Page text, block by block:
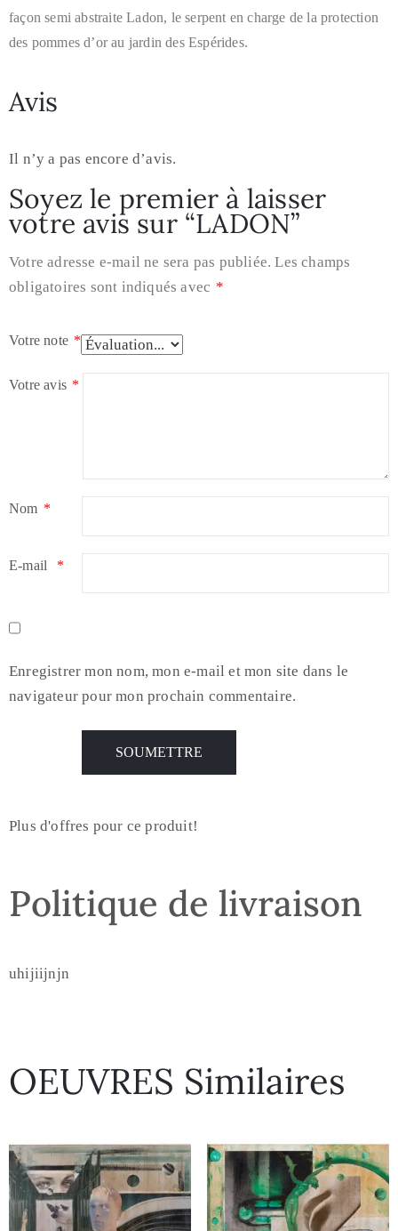
façon semi abstraite Ladon, le serpent en charge de la protection
des pommes d’or au jardin des Espérides.
Avis
Il n’y a pas encore d’avis.
Soyez le premier à laisser
votre avis sur “LADON”
Votre adresse e-mail ne sera pas publiée. Les champs
obligatoires sont indiqués avec *
Votre note *
Votre avis *
Nom *
E-mail *
Enregistrer mon nom, mon e-mail et mon site dans le
navigateur pour mon prochain commentaire.
Plus d'offres pour ce produit!
Politique de livraison
uhijiijnjn
OEUVRES Similaires